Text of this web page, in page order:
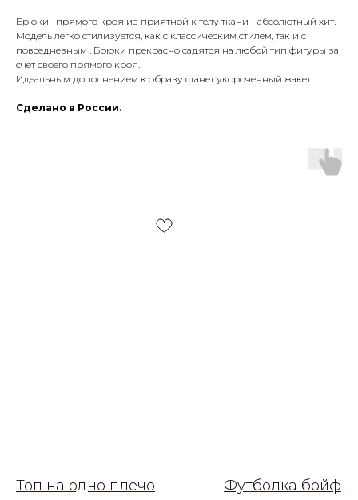
Брюки прямого кроя из приятной к телу ткани - абсолютный хит.
Модель легко стилизуется, как с классическим стилем, так и с
повседневным . Брюки прекрасно садятся на любой тип фигуры за
счет своего прямого кроя.
Идеальным дополнением к образу станет укороченный жакет.
Сделано в России.
Топ на одно плечо
Футболка